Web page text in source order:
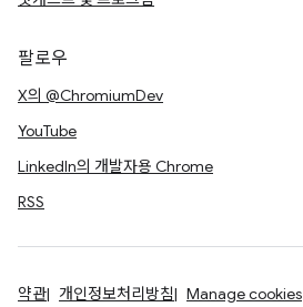
팔로우
X의 @ChromiumDev
YouTube
LinkedIn의 개발자용 Chrome
RSS
약관 개인정보처리방침 Manage cookies